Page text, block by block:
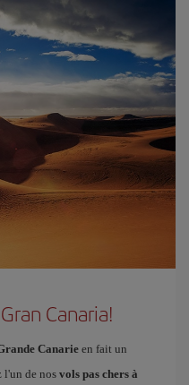
Canaria!
Canarieen fait un
l'un de nos vols pas chers à